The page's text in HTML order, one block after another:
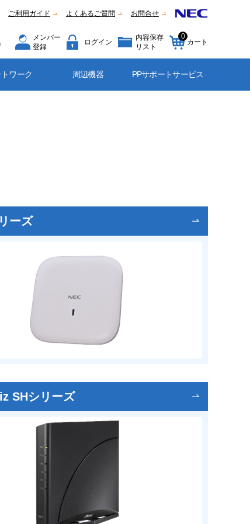
ご利用ガイド よくあるご質問 お問合せ
メンバー
登録
ログイン
内容保存
リスト
0
カート
ワーク 周辺機器 PPサポートサービス
ーズ
SHシリーズ